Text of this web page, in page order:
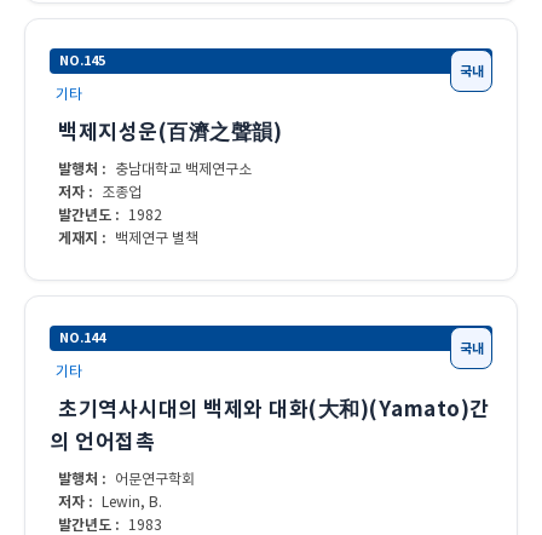
NO.145
기타
백제지성운(百濟之聲韻)
발행처 : 충남대학교 백제연구소
저자 : 조종업
발간년도 : 1982
게재지 : 백제연구 별책
국내
NO.144
기타
초기역사시대의 백제와 대화(大和)(Yamato)간
의 언어접촉
발행처 : 어문연구학회
저자 : Lewin, B.
발간년도 : 1983
국내